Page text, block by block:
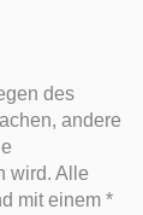
des
andere
wird. Alle
mit einem *